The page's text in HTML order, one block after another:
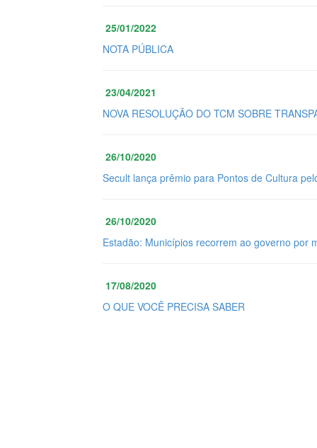
25/01/2022
NOTA PÚBLICA
23/04/2021
NOVA RESOLUÇÃO DO TCM SOBRE
26/10/2020
Secult lança prêmio para Pontos de Cultura
26/10/2020
Estadão: Municípios recorrem ao governo por
17/08/2020
O QUE VOCÊ PRECISA SABER